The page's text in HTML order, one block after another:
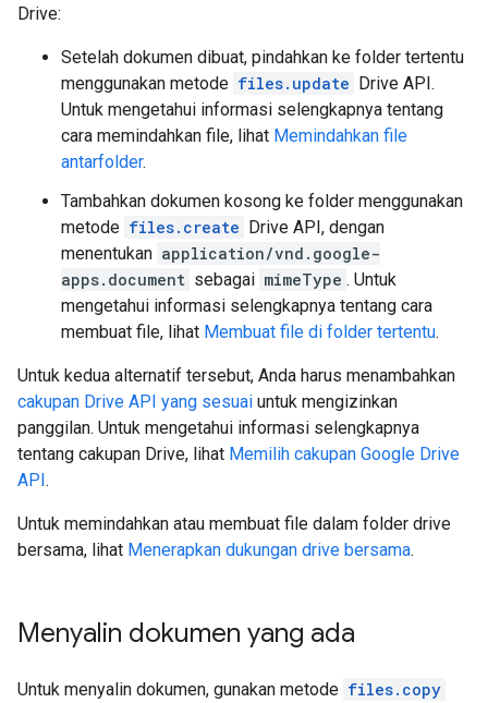
Drive:
Setelah dokumen dibuat, pindahkan ke folder tertentu
menggunakan metode files.update Drive API.
Untuk mengetahui informasi selengkapnya tentang
cara memindahkan file, lihat Memindahkan file
antarfolder.
Tambahkan dokumen kosong ke folder menggunakan
metode files.create Drive API, dengan
menentukan application/vnd.google-
apps.document sebagai mimeType . Untuk
mengetahui informasi selengkapnya tentang cara
membuat file, lihat Membuat file di folder tertentu.
Untuk kedua alternatif tersebut, Anda harus menambahkan
cakupan Drive API yang sesuai untuk mengizinkan
panggilan. Untuk mengetahui informasi selengkapnya
tentang cakupan Drive, lihat Memilih cakupan Google Drive
API.
Untuk memindahkan atau membuat file dalam folder drive
bersama, lihat Menerapkan dukungan drive bersama.
Menyalin dokumen yang ada
Untuk menyalin dokumen, gunakan metode files.copy